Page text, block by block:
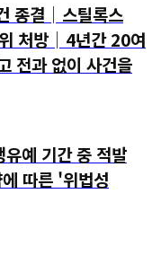
종결│스틸록스
처방│4년간 20여
전과 없이 사건을
예 기간 중 적발
따른 '위법성